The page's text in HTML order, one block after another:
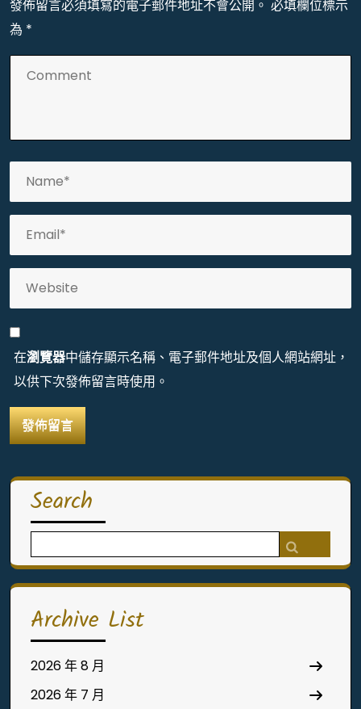
發佈留言必須填寫的電子郵件地址不會公開。 必填欄位標示
為 *
在瀏覽器中儲存顯示名稱、電子郵件地址及個人網站網址，
以供下次發佈留言時使用。
Search
for:
Archive List
2026 年 8 月
2026 年 7 月